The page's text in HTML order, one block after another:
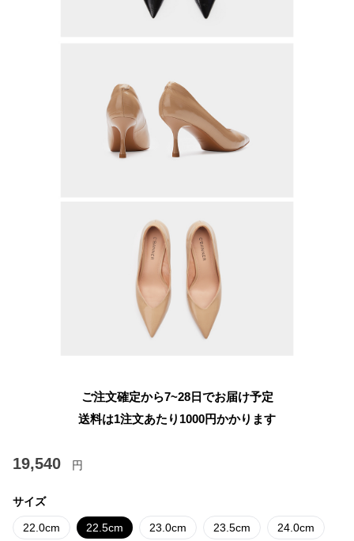
ご注文確定から7~28日でお届け予定
送料は1注文あたり 1000円かかります
19,540 円
サイズ
22.0cm 22.5cm 23.0cm 23.5cm 24.0cm